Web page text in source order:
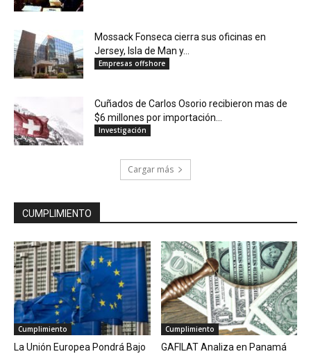
Mossack Fonseca cierra sus oficinas en
Jersey, Isla de Man y...
Empresas offshore
Cuñados de Carlos Osorio recibieron mas de
$6 millones por importación...
Investigación
Cargar más
CUMPLIMIENTO
Cumplimiento
La Unión Europea Pondrá Bajo
Cumplimiento
GAFILAT Analiza en Panamá